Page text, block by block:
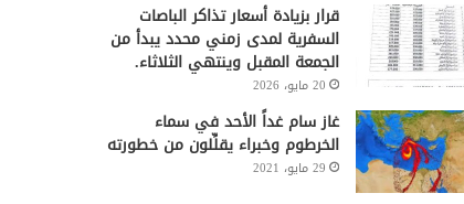
قرار بزيادة أسعار تذاكر الباصات
السفرية لمدى زمني محدد يبدأ من
الجمعة المقبل وينتهي الثلاثاء.
20 مايو، 2026
غاز سام غداً الأحد في سماء
الخرطوم وخبراء يقلِّلون من خطورته
29 مايو، 2021